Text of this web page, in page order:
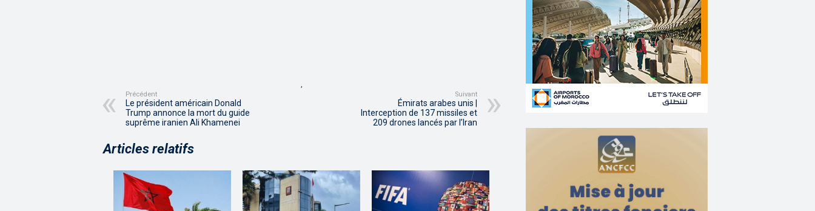
,
Précédent
Le président américain Donald
Trump annonce la mort du guide
suprême iranien Ali Khamenei
Suivant
Émirats arabes unis |
Interception de 137 missiles et
209 drones lancés par l’Iran
Articles relatifs